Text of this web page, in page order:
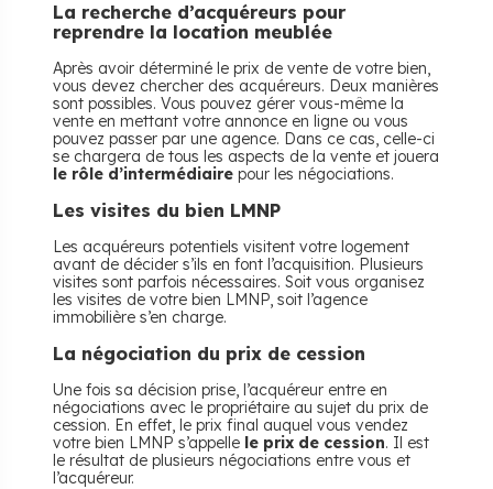
La recherche d’acquéreurs pour
reprendre la location meublée
Après avoir déterminé le prix de vente de votre bien,
vous devez chercher des acquéreurs. Deux manières
sont possibles. Vous pouvez gérer vous-même la
vente en mettant votre annonce en ligne ou vous
pouvez passer par une agence. Dans ce cas, celle-ci
se chargera de tous les aspects de la vente et jouera
le rôle d’intermédiaire pour les négociations.
Les visites du bien LMNP
Les acquéreurs potentiels visitent votre logement
avant de décider s’ils en font l’acquisition. Plusieurs
visites sont parfois nécessaires. Soit vous organisez
les visites de votre bien LMNP, soit l’agence
immobilière s’en charge.
La négociation du prix de cession
Une fois sa décision prise, l’acquéreur entre en
négociations avec le propriétaire au sujet du prix de
cession. En effet, le prix final auquel vous vendez
votre bien LMNP s’appelle le prix de cession. Il est
le résultat de plusieurs négociations entre vous et
l’acquéreur.